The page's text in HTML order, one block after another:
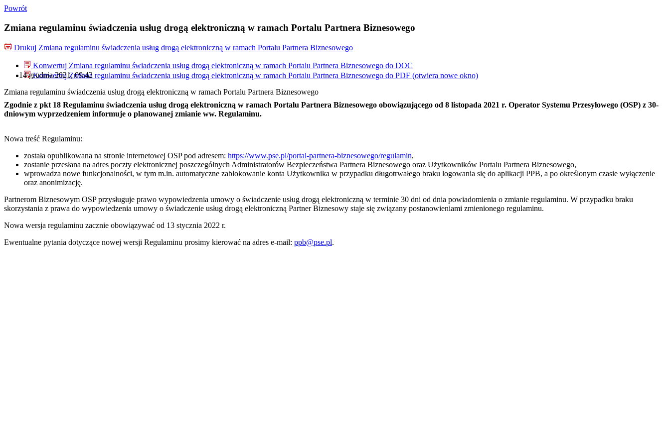
Powrót
Zmiana regulaminu świadczenia usług drogą elektroniczną w ramach Portalu Partnera Biznesowego
Drukuj Zmiana regulaminu świadczenia usług drogą elektroniczną w ramach Portalu Partnera Biznesowego
Konwertuj Zmiana regulaminu świadczenia usług drogą elektroniczną w ramach Portalu Partnera Biznesowego do DOC
Konwertuj Zmiana regulaminu świadczenia usług drogą elektroniczną w ramach Portalu Partnera Biznesowego do PDF (otwiera nowe okno)
14 grudnia 2021, 09:42
Zmiana regulaminu świadczenia usług drogą elektroniczną w ramach Portalu Partnera Biznesowego
Zgodnie z pkt 18 Regulaminu świadczenia usług drogą elektroniczną w ramach Portalu Partnera Biznesowego obowiązującego od 8 listopada 2021 r. Operator Systemu Przesyłowego (OSP) z 30-
dniowym wyprzedzeniem informuje o planowanej zmianie ww. Regulaminu.
Nowa treść Regulaminu:
została opublikowana na stronie internetowej OSP pod adresem: https://www.pse.pl/portal-partnera-biznesowego/regulamin,
zostanie przesłana na adres poczty elektronicznej poszczególnych Administratorów Bezpieczeństwa Partnera Biznesowego oraz Użytkowników Portalu Partnera Biznesowego,
wprowadza nowe funkcjonalności, w tym m.in. automatyczne zablokowanie konta Użytkownika w przypadku długotrwałego braku logowania się do aplikacji PPB, a po określonym czasie wyłączenie
oraz anonimizację.
Partnerom Biznesowym OSP przysługuje prawo wypowiedzenia umowy o świadczenie usług drogą elektroniczną w terminie 30 dni od dnia powiadomienia o zmianie regulaminu. W przypadku braku
skorzystania z prawa do wypowiedzenia umowy o świadczenie usług drogą elektroniczną Partner Biznesowy staje się związany postanowieniami zmienionego regulaminu.
Nowa wersja regulaminu zacznie obowiązywać od 13 stycznia 2022 r.
Ewentualne pytania dotyczące nowej wersji Regulaminu prosimy kierować na adres e-mail: ppb@pse.pl.